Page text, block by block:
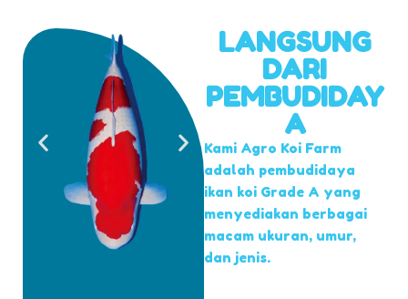
LANGSUNG
DARI
PEMBUDIDAY
A
Kami Agro Koi Farm
adalah pembudidaya
ikan koi Grade A yang
menyediakan berbagai
macam ukuran, umur,
dan jenis.